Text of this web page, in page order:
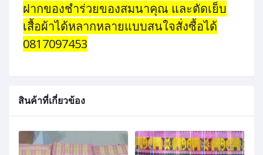
ฝากของชำร่วยของสมนาคุณ และตัดเย็บ
เสื้อผ้าได้หลากหลายแบบสนใจสั่งซื้อได้
0817097453
สินค้าที่เกี่ยวข้อง